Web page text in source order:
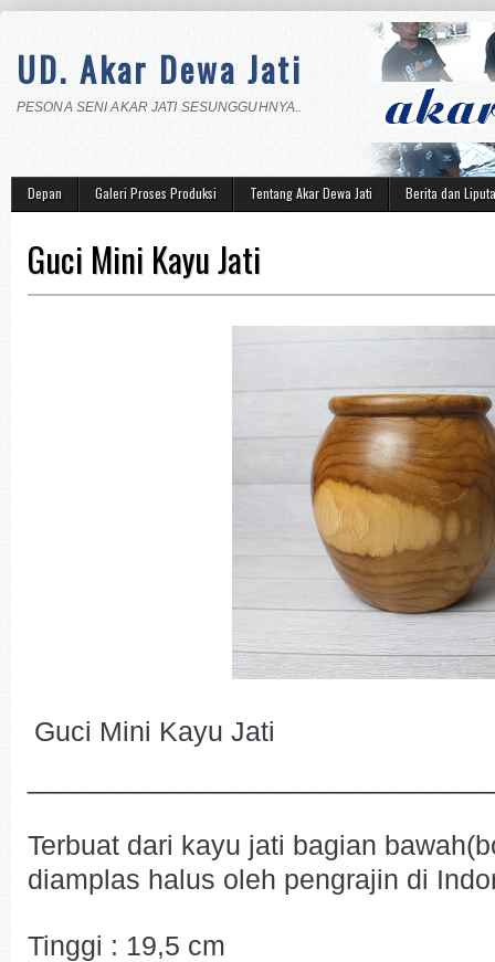
UD. Akar Dewa Jati
PESONA SENI AKAR JATI SESUNGGUHNYA..
Depan Galeri Proses Produksi Tentang Akar Dewa Jati Berita dan
Guci Mini Kayu Jati
Guci Mini Kayu Jati
Terbuat dari kayu jati bagian
diamplas halus oleh pengrajin di
Tinggi : 19,5 cm